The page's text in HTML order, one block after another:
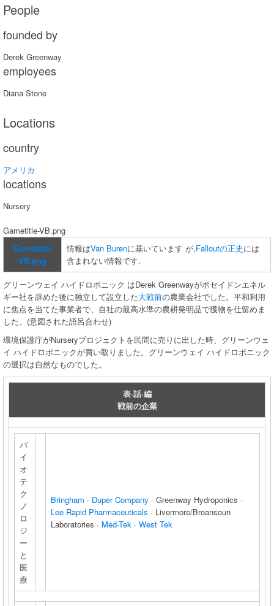
People
founded by
Derek Greenway
employees
Diana Stone
Locations
country
アメリカ
locations
Nursery
Gametitle-VB.png
Gametitle-
VB.png
情報はVan Burenに基いています が,Falloutの正史には
含まれない情報です.
グリーンウェイ ハイドロポニック はDerek Greenwayがポセイドンエネル
ギー社を辞めた後に独立して設立した大戦前の農業会社でした。平和利用
に焦点を当てた事業者で、自社の最高水準の農耕発明品で獲物を仕留めま
した。(意図された語呂合わせ)
環境保護庁がNurseryプロジェクトを民間に売りに出した時、グリーンウェ
イ ハイドロポニックが買い取りました。グリーンウェイ ハイドロポニック
の選択は自然なものでした。
表·話·編
戦前の企業
バ
イ
オ
テ
ク
ノ
ロ
ジ
ー
と
医
療
Bringham · Duper Company · Greenway Hydroponics ·
Lee Rapid Pharmaceuticals · Livermore/Broansoun
Laboratories · Med-Tek · West Tek